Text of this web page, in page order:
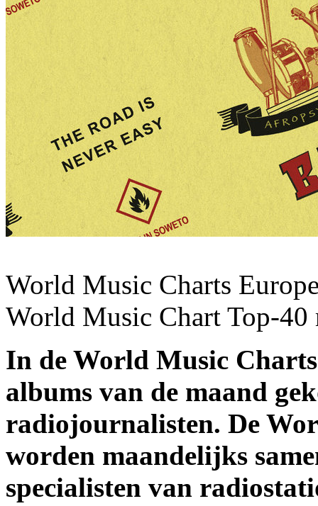
World Music Charts
World Music Chart Top-40
In de World Music
albums van de maand
radiojournalisten. De
worden maandelijks
specialisten van